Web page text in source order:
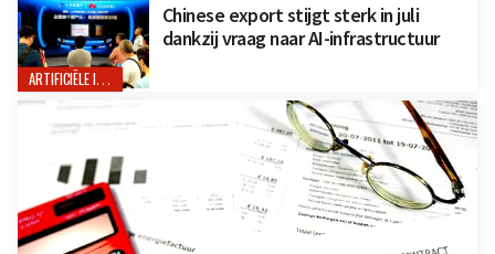
ARTIFICIËLE INTELLIGENTIE
Chinese export stijgt sterk in juli
dankzij vraag naar AI-infrastructuur